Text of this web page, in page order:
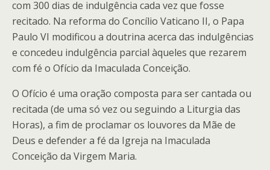
com 300 dias de indulgência cada vez que fosse
recitado. Na reforma do Concílio Vaticano II, o Papa
Paulo VI modificou a doutrina acerca das indulgências
e concedeu indulgência parcial àqueles que rezarem
com fé o Ofício da Imaculada Conceição.
O Ofício é uma oração composta para ser cantada ou
recitada (de uma só vez ou seguindo a Liturgia das
Horas), a fim de proclamar os louvores da Mãe de
Deus e defender a fé da Igreja na Imaculada
Conceição da Virgem Maria.